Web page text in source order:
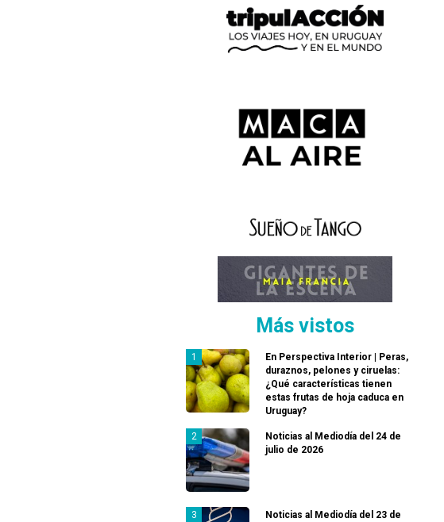
Más vistos
En Perspectiva Interior | Peras,
duraznos, pelones y ciruelas:
¿Qué características tienen
estas frutas de hoja caduca en
Uruguay?
Noticias al Mediodía del 24 de
julio de 2026
Noticias al Mediodía del 23 de